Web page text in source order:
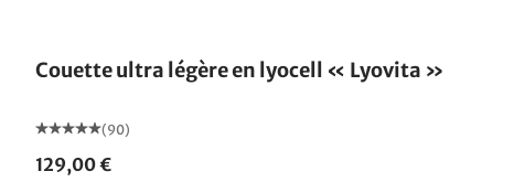
Couette ultra légère en lyocell « Lyovita »
(90)
129,00 €